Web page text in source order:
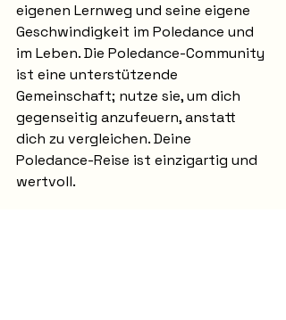
eigenen Lernweg und seine eigene
Geschwindigkeit im Poledance und
im Leben. Die Poledance-Community
ist eine unterstützende
Gemeinschaft; nutze sie, um dich
gegenseitig anzufeuern, anstatt
dich zu vergleichen. Deine
Poledance-Reise ist einzigartig und
wertvoll.